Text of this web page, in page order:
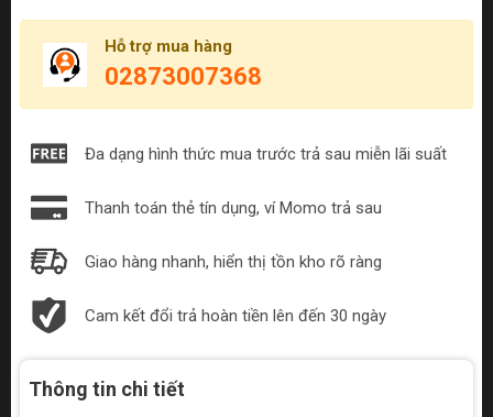
Hỗ trợ mua hàng
02873007368
Đa dạng hình thức mua trước trả sau miễn lãi suất
Thanh toán thẻ tín dụng, ví Momo trả sau
Giao hàng nhanh, hiển thị tồn kho rõ ràng
Cam kết đổi trả hoàn tiền lên đến 30 ngày
Thông tin chi tiết